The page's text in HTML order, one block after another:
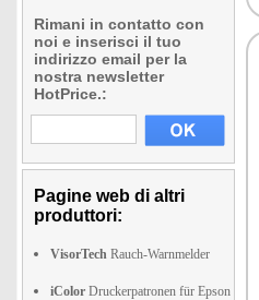
Rimani in contatto con
noi e inserisci il tuo
indirizzo email per la
nostra newsletter
HotPrice.:
Pagine web di altri
produttori:
VisorTech Rauch-Warnmelder
iColor Druckerpatronen für Epson